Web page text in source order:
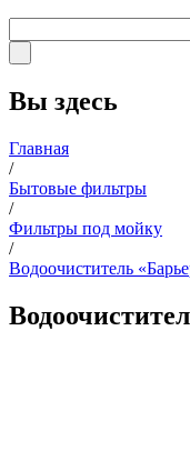
Вы здесь
Главная
/
Бытовые фильтры
/
Фильтры под мойку
/
Водоочиститель